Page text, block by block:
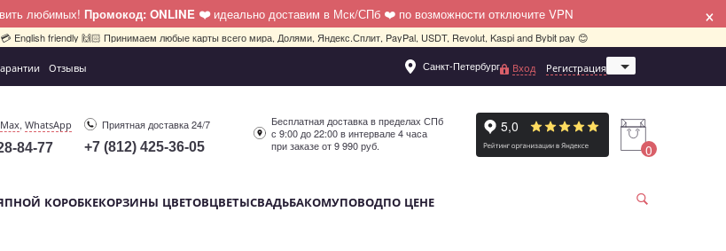
любимых! Промокод: ONLINE ❤️ идеально доставим в Мск/СПб ❤️ по возможности отключите VPN ×
English friendly 🙌🏻 Принимаем любые карты всего мира, Долями, Яндекс.Сплит, PayPal, USDT, Revolut, Kaspi and Bybit pay 😊
Отзывы Санкт-Петербург
Москва
Вход Регистрация
Max,WhatsApp
84-77
Приятная доставка 24/7
+7 (812) 425-36-05
Бесплатная доставка в пределах СПб
с 9:00 до 22:00 в интервале 4 часа
при заказе от 9 990 руб.
0
КОРОБКЕКОРЗИНЫ ЦВЕТОВЦВЕТЫСВАДЬБАКОМУПОВОДПО ЦЕНЕ